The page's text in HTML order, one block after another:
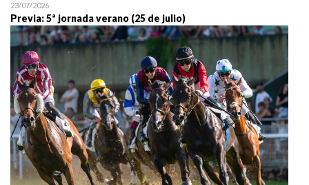
23/07/2026
Previa: 5ª jornada verano (25 de julio)